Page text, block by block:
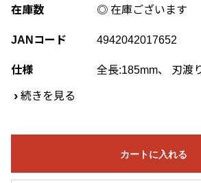
在庫数 ◎ 在庫ございます
JANコード 4942042017652
仕様 全長:185mm、 刃渡
› 続きを見る
カートに入れる